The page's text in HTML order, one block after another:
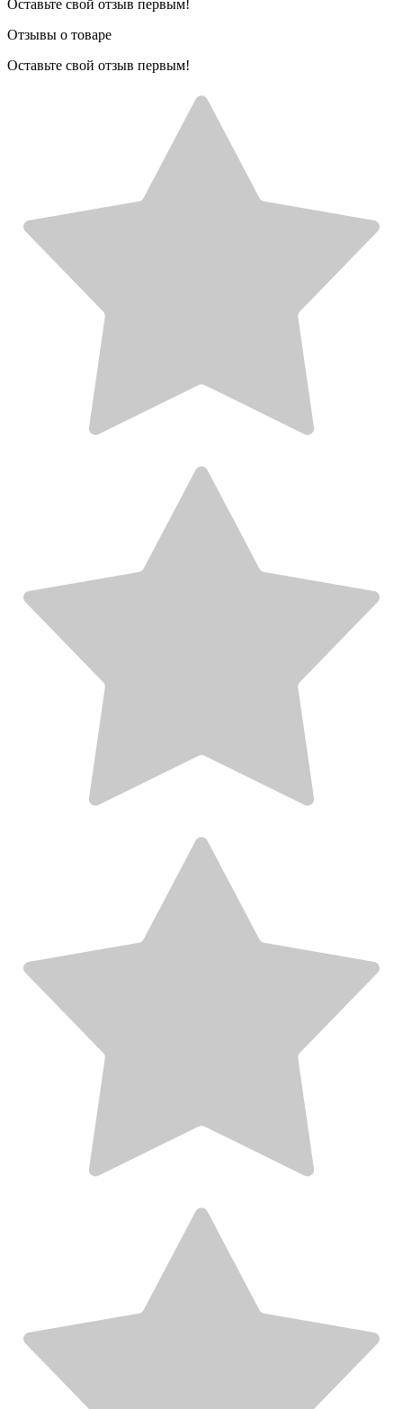
Оставьте свой отзыв первым!
Отзывы о товаре
Оставьте свой отзыв первым!